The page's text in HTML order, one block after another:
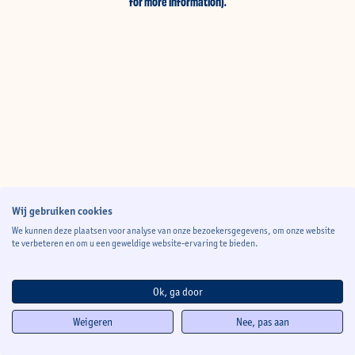
Wij gebruiken cookies
We kunnen deze plaatsen voor analyse van onze bezoekersgegevens, om onze website
te verbeteren en om u een geweldige website-ervaring te bieden.
Ok, ga door
Weigeren Nee, pas aan